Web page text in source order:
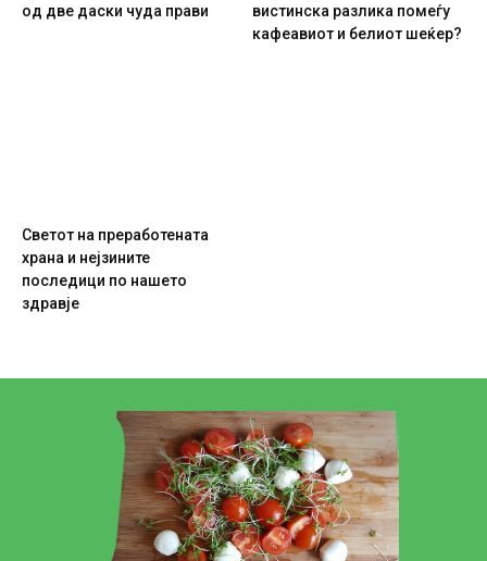
од две даски чуда прави
вистинска разлика помеѓу
кафеавиот и белиот шеќер?
Светот на преработената
храна и нејзините
последици по нашето
здравје